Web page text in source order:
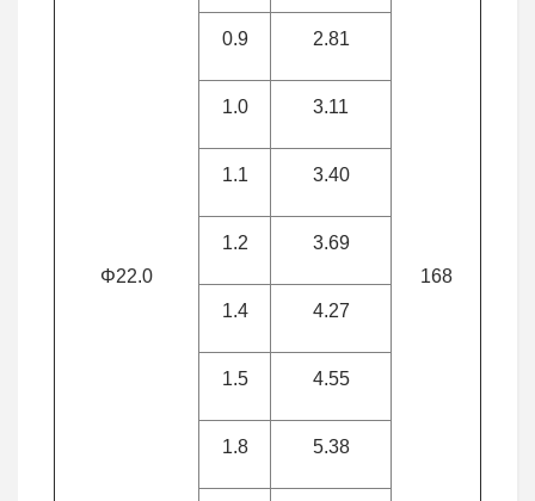
Φ22.0 168
0.9 2.81
1.0 3.11
1.1 3.40
1.2 3.69
1.4 4.27
1.5 4.55
1.8 5.38